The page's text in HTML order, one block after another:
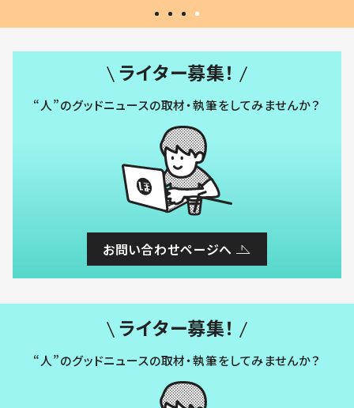
ライター募集！
“人”のグッドニュースの取材・執筆をしてみませんか？
お問い合わせページへ
ライター募集！
“人”のグッドニュースの取材・執筆をしてみませんか？